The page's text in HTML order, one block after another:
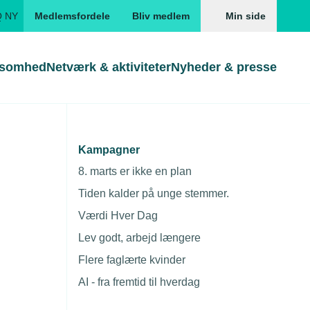
NY Medlemsfordele Bliv medlem Min side
Gå direkte til
Skabeloner og kontrakter
Beregn opsigelsesvarsel
Gå direkte til
Skabeloner
TEKNIQ app
Netværk & aktiviteterNyheder & presse
Kampagner
8. marts er ikke en plan
Tiden kalder på unge stemmer.
Værdi Hver Dag
Lev godt, arbejd længere
Flere faglærte kvinder
AI - fra fremtid til hverdag